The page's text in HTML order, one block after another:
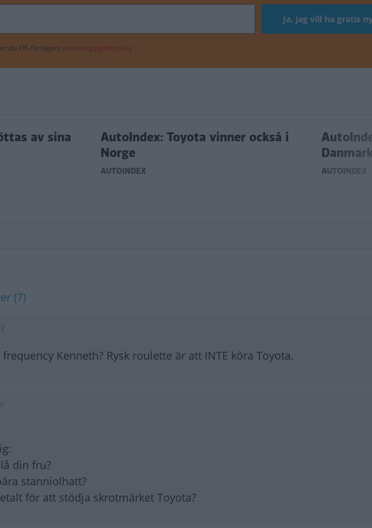
du OK-förlagets personuppgiftspolicy.
av sina
AutoIndex: Toyota vinner också i
Norge
AUTOINDEX AUTOINDEX
(7)
Kenneth? Rysk roulette är att INTE köra Toyota.
din fru?
stanniolhatt?
för att stödja skrotmärket Toyota?